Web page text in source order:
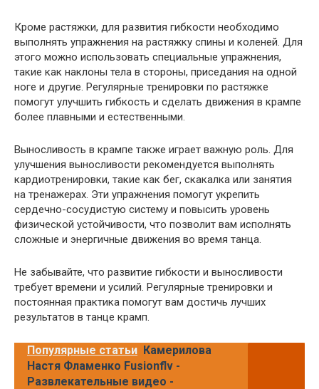
Кроме растяжки, для развития гибкости необходимо
выполнять упражнения на растяжку спины и коленей. Для
этого можно использовать специальные упражнения,
такие как наклоны тела в стороны, приседания на одной
ноге и другие. Регулярные тренировки по растяжке
помогут улучшить гибкость и сделать движения в крампе
более плавными и естественными.
Выносливость в крампе также играет важную роль. Для
улучшения выносливости рекомендуется выполнять
кардиотренировки, такие как бег, скакалка или занятия
на тренажерах. Эти упражнения помогут укрепить
сердечно-сосудистую систему и повысить уровень
физической устойчивости, что позволит вам исполнять
сложные и энергичные движения во время танца.
Не забывайте, что развитие гибкости и выносливости
требует времени и усилий. Регулярные тренировки и
постоянная практика помогут вам достичь лучших
результатов в танце крамп.
Популярные статьи Камерилова
Настя Фламенко Fusionflv -
Развлекательные видео -